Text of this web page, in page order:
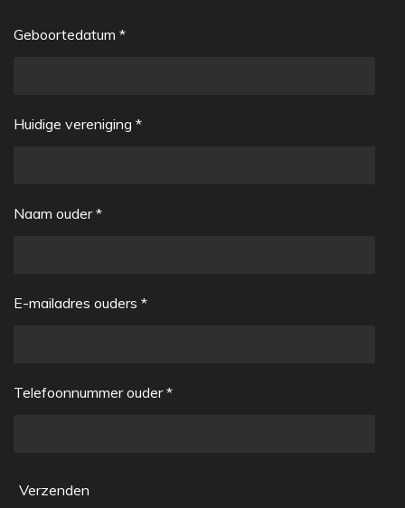
Geboortedatum *
Huidige vereniging *
Naam ouder *
E-mailadres ouders *
Telefoonnummer ouder *
Verzenden